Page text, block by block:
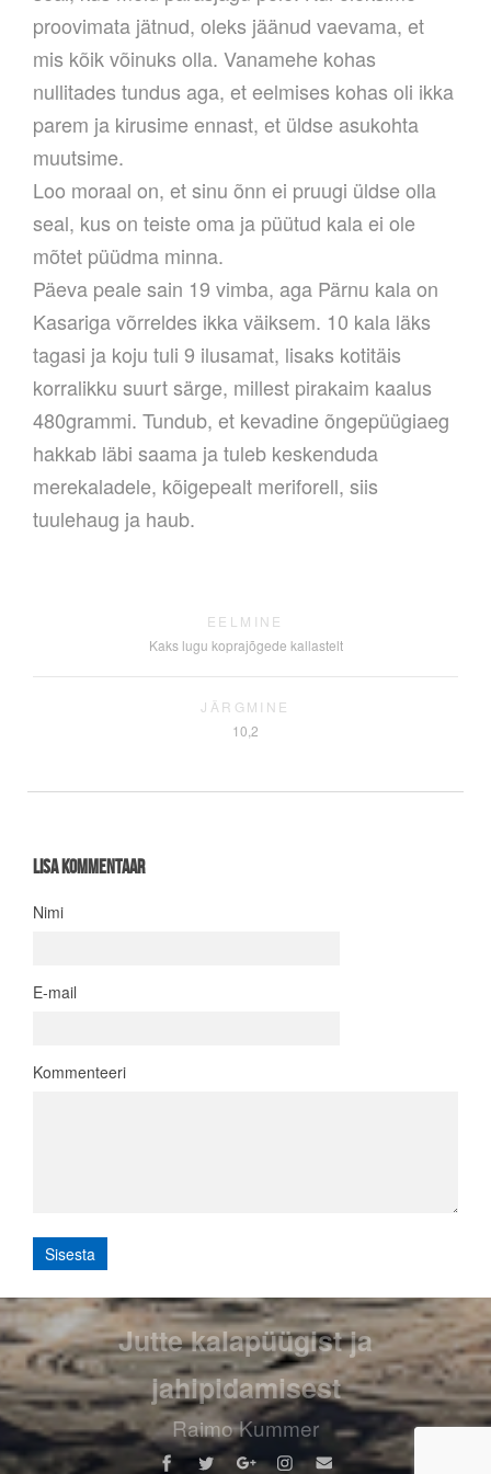
proovimata jätnud, oleks jäänud vaevama, et
mis kõik võinuks olla. Vanamehe kohas
nullitades tundus aga, et eelmises kohas oli ikka
parem ja kirusime ennast, et üldse asukohta
muutsime.
Loo moraal on, et sinu õnn ei pruugi üldse olla
seal, kus on teiste oma ja püütud kala ei ole
mõtet püüdma minna.
Päeva peale sain 19 vimba, aga Pärnu kala on
Kasariga võrreldes ikka väiksem. 10 kala läks
tagasi ja koju tuli 9 ilusamat, lisaks kotitäis
korralikku suurt särge, millest pirakaim kaalus
480grammi. Tundub, et kevadine õngepüügiaeg
hakkab läbi saama ja tuleb keskenduda
merekaladele, kõigepealt meriforell, siis
tuulehaug ja haub.
EELMINE
Kaks lugu koprajõgede kallastelt
JÄRGMINE
10,2
Lisa kommentaar
Nimi
E-mail
Kommenteeri
Jutte kalapüügist ja
jahipidamisest
Raimo Kummer